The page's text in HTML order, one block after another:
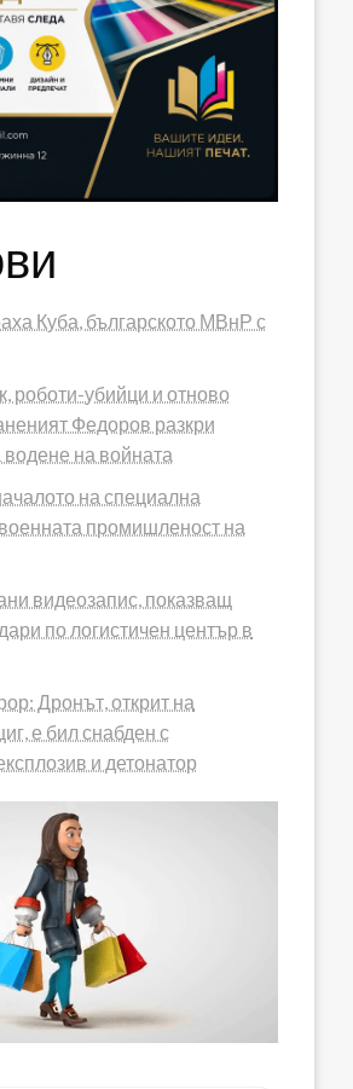
Куба, българското МВнР с
роботи-убийци и отново
Федоров разкри
водене на войната
на специална
промишленост на
видеозапис, показващ
по логистичен център в
Дронът, открит на
е бил снабден с
и детонатор